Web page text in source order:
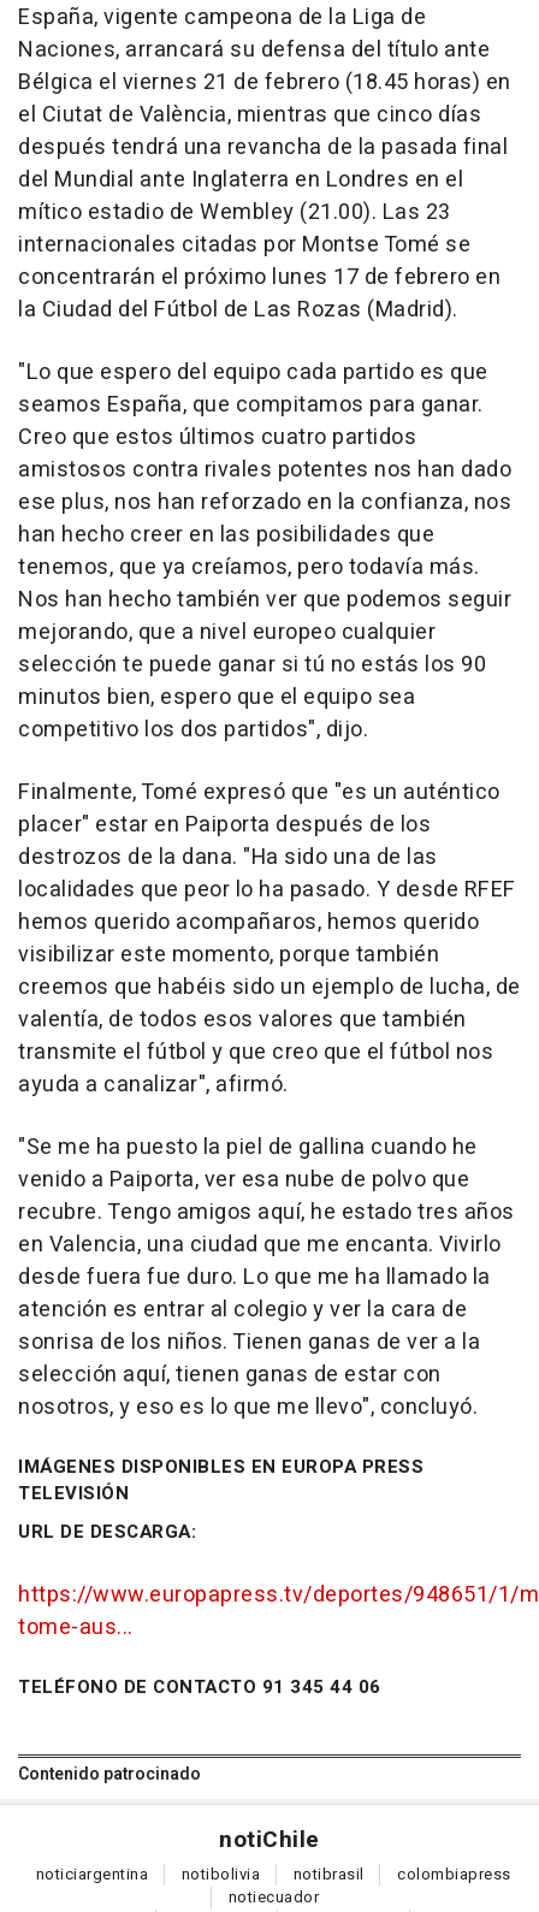
España, vigente campeona de la Liga de
Naciones, arrancará su defensa del título ante
Bélgica el viernes 21 de febrero (18.45 horas) en
el Ciutat de València, mientras que cinco días
después tendrá una revancha de la pasada final
del Mundial ante Inglaterra en Londres en el
mítico estadio de Wembley (21.00). Las 23
internacionales citadas por Montse Tomé se
concentrarán el próximo lunes 17 de febrero en
la Ciudad del Fútbol de Las Rozas (Madrid).
"Lo que espero del equipo cada partido es que
seamos España, que compitamos para ganar.
Creo que estos últimos cuatro partidos
amistosos contra rivales potentes nos han dado
ese plus, nos han reforzado en la confianza, nos
han hecho creer en las posibilidades que
tenemos, que ya creíamos, pero todavía más.
Nos han hecho también ver que podemos seguir
mejorando, que a nivel europeo cualquier
selección te puede ganar si tú no estás los 90
minutos bien, espero que el equipo sea
competitivo los dos partidos", dijo.
Finalmente, Tomé expresó que "es un auténtico
placer" estar en Paiporta después de los
destrozos de la dana. "Ha sido una de las
localidades que peor lo ha pasado. Y desde RFEF
hemos querido acompañaros, hemos querido
visibilizar este momento, porque también
creemos que habéis sido un ejemplo de lucha, de
valentía, de todos esos valores que también
transmite el fútbol y que creo que el fútbol nos
ayuda a canalizar", afirmó.
"Se me ha puesto la piel de gallina cuando he
venido a Paiporta, ver esa nube de polvo que
recubre. Tengo amigos aquí, he estado tres años
en Valencia, una ciudad que me encanta. Vivirlo
desde fuera fue duro. Lo que me ha llamado la
atención es entrar al colegio y ver la cara de
sonrisa de los niños. Tienen ganas de ver a la
selección aquí, tienen ganas de estar con
nosotros, y eso es lo que me llevo", concluyó.
IMÁGENES DISPONIBLES EN EUROPA PRESS
TELEVISIÓN
URL DE DESCARGA:
https://www.europapress.tv/deportes/948651/1/
tome-aus...
TELÉFONO DE CONTACTO 91 345 44 06
Contenido patrocinado
notiChile
noticiargentina notibolivia notibrasil colombiapress
notiecuador